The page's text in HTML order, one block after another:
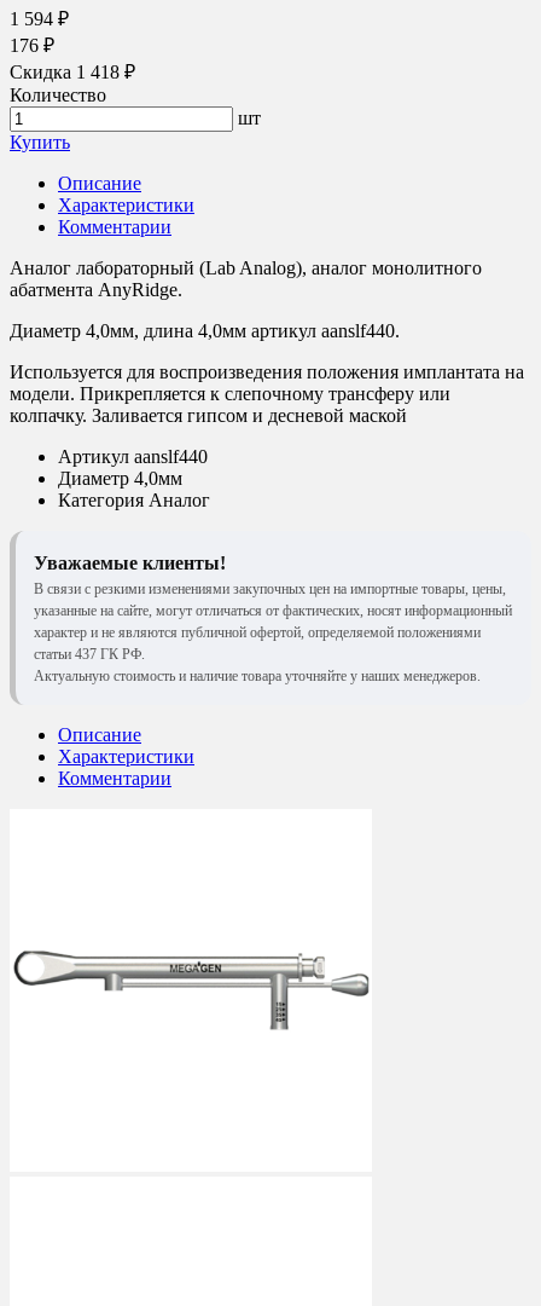
1 594 ₽
176 ₽
Скидка 1 418 ₽
Количество
шт
Купить
Описание
Характеристики
Комментарии
Аналог лабораторный (Lab Analog), аналог монолитного
абатмента AnyRidge.
Диаметр 4,0мм, длина 4,0мм артикул aanslf440.
Используется для воспроизведения положения имплантата на
модели. Прикрепляется к слепочному трансферу или
колпачку. Заливается гипсом и десневой маской
Артикул aanslf440
Диаметр 4,0мм
Категория Аналог
Уважаемые клиенты!
В связи с резкими изменениями закупочных цен на импортные товары, цены,
указанные на сайте, могут отличаться от фактических, носят информационный
характер и не являются публичной офертой, определяемой положениями
статьи 437 ГК РФ.
Актуальную стоимость и наличие товара уточняйте у наших менеджеров.
Описание
Характеристики
Комментарии